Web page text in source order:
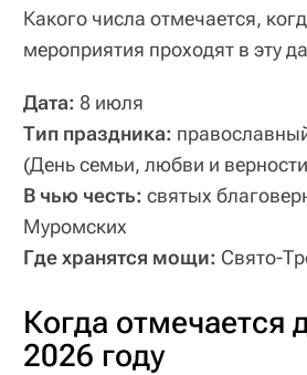
Какого числа отмечается,
мероприятия проходят в эту
Дата: 8 июля
Тип праздника:
(День семьи, любви и
В чью честь: святых
Муромских
Где хранятся мощи: Свято-
Когда отмечается
2026 году